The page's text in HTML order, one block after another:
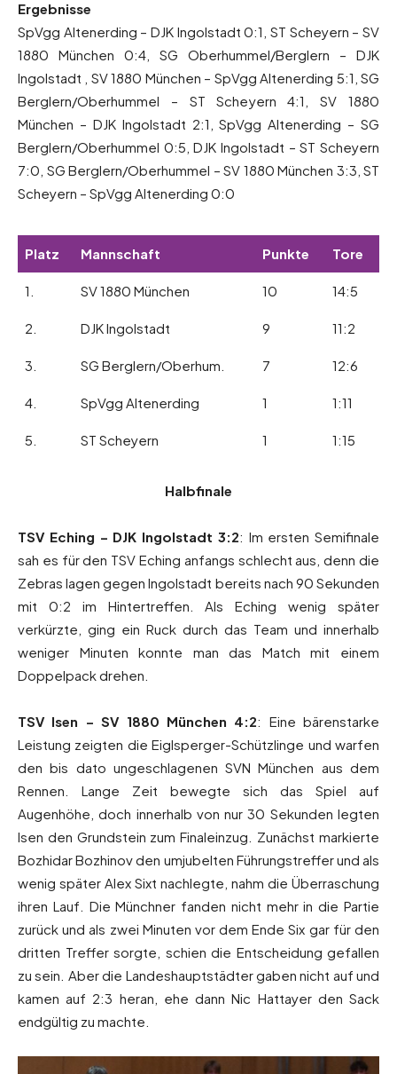
Ergebnisse
SpVgg Altenerding – DJK Ingolstadt 0:1, ST Scheyern – SV
1880 München 0:4, SG Oberhummel/Berglern – DJK
Ingolstadt , SV 1880 München – SpVgg Altenerding 5:1, SG
Berglern/Oberhummel – ST Scheyern 4:1, SV 1880
München – DJK Ingolstadt 2:1, SpVgg Altenerding – SG
Berglern/Oberhummel 0:5, DJK Ingolstadt – ST Scheyern
7:0, SG Berglern/Oberhummel – SV 1880 München 3:3, ST
Scheyern – SpVgg Altenerding 0:0
Platz Mannschaft Punkte Tore
1. SV 1880 München 10 14:5
2. DJK Ingolstadt 9 11:2
3. SG Berglern/Oberhum. 7 12:6
4. SpVgg Altenerding 1 1:11
5. ST Scheyern 1 1:15
Halbfinale
TSV Eching – DJK Ingolstadt 3:2: Im ersten Semifinale
sah es für den TSV Eching anfangs schlecht aus, denn die
Zebras lagen gegen Ingolstadt bereits nach 90 Sekunden
mit 0:2 im Hintertreffen. Als Eching wenig später
verkürzte, ging ein Ruck durch das Team und innerhalb
weniger Minuten konnte man das Match mit einem
Doppelpack drehen.
TSV Isen – SV 1880 München 4:2: Eine bärenstarke
Leistung zeigten die Eiglsperger-Schützlinge und warfen
den bis dato ungeschlagenen SVN München aus dem
Rennen. Lange Zeit bewegte sich das Spiel auf
Augenhöhe, doch innerhalb von nur 30 Sekunden legten
Isen den Grundstein zum Finaleinzug. Zunächst markierte
Bozhidar Bozhinov den umjubelten Führungstreffer und als
wenig später Alex Sixt nachlegte, nahm die Überraschung
ihren Lauf. Die Münchner fanden nicht mehr in die Partie
zurück und als zwei Minuten vor dem Ende Six gar für den
dritten Treffer sorgte, schien die Entscheidung gefallen
zu sein. Aber die Landeshauptstädter gaben nicht auf und
kamen auf 2:3 heran, ehe dann Nic Hattayer den Sack
endgültig zu machte.